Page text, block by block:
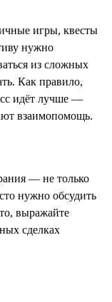
игры, квесты
нужно
из сложных
Как правило,
идёт лучше —
взаимопомощь.
— не только
нужно обсудить
выражайте
сделках